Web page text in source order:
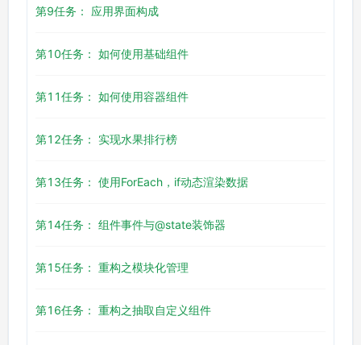
第9任务： 应用界面构成
第10任务： 如何使用基础组件
第11任务： 如何使用容器组件
第12任务： 实现水果排行榜
第13任务： 使用ForEach，if动态渲染数据
第14任务： 组件事件与@state装饰器
第15任务： 重构之模块化管理
第16任务： 重构之抽取自定义组件